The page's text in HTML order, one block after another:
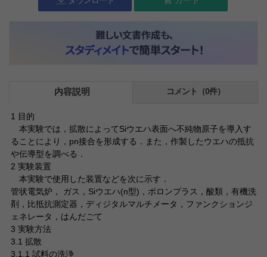
内容説明 コメント（0件）
1 目的
本実験では，拡散によってSiウエハ表面へ不純物原子を導入す
ることにより，pn接合を形成する．また，作製したウエハの抵抗
や伝導型を調べる．
2 実験装置
本実験で使用した装置などを次に示す．
管状電気炉， ガス，Siウエハ(n型)，ボロンプラス，酸類，有機洗
剤，比抵抗測定器，ディジタルマルチメータ，ファンクションジ
ェネレータ，はんだごて
3 実験方法
3.1 拡散
3.1.1 試料の洗浄